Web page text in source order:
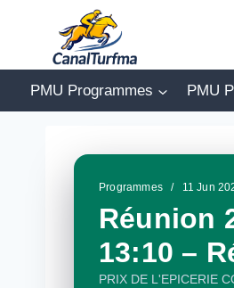
PMU Programmes
PMU
Programmes / 11 Jun
Réunion
13:10 –
PRIX DE L'EPICERIE